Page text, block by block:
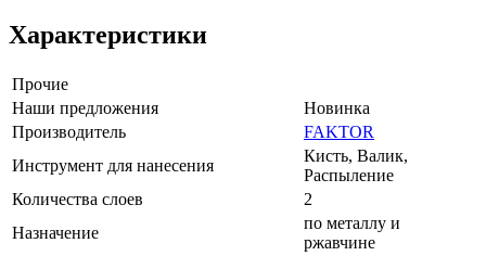
Характеристики
Прочие
Наши предложения
Новинка
Производитель
FAKTOR
Инструмент для нанесения
Кисть, Валик,
Распыление
Количества слоев
2
Назначение
по металлу и
ржавчине